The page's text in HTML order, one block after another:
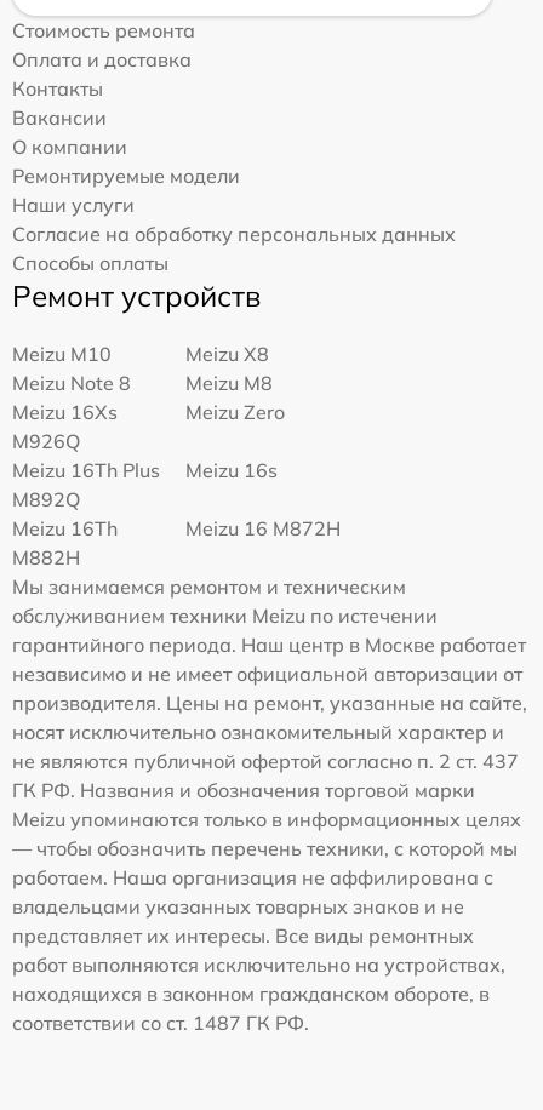
Стоимость ремонта
Оплата и доставка
Контакты
Вакансии
О компании
Ремонтируемые модели
Наши услуги
Согласие на обработку персональных данных
Способы оплаты
Ремонт устройств
Meizu M10
Meizu X8
Meizu Note 8
Meizu M8
Meizu 16Xs
M926Q
Meizu Zero
Meizu 16Th Plus
M892Q
Meizu 16s
Meizu 16Th
M882H
Meizu 16 M872H
Мы занимаемся ремонтом и техническим
обслуживанием техники Meizu по истечении
гарантийного периода. Наш центр в Москве работает
независимо и не имеет официальной авторизации от
производителя. Цены на ремонт, указанные на сайте,
носят исключительно ознакомительный характер и
не являются публичной офертой согласно п. 2 ст. 437
ГК РФ. Названия и обозначения торговой марки
Meizu упоминаются только в информационных целях
— чтобы обозначить перечень техники, с которой мы
работаем. Наша организация не аффилирована с
владельцами указанных товарных знаков и не
представляет их интересы. Все виды ремонтных
работ выполняются исключительно на устройствах,
находящихся в законном гражданском обороте, в
соответствии со ст. 1487 ГК РФ.